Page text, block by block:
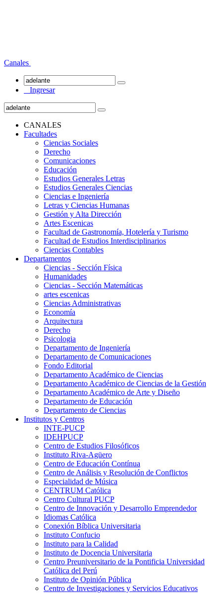
Canales
Ingresar
CANALES
Facultades
Ciencias Sociales
Derecho
Comunicaciones
Educación
Estudios Generales Letras
Estudios Generales Ciencias
Ciencias e Ingeniería
Letras y Ciencias Humanas
Gestión y Alta Dirección
Artes Escenicas
Facultad de Gastronomía, Hotelería y Turismo
Facultad de Estudios Interdisciplinarios
Ciencias Contables
Departamentos
Ciencias - Sección Física
Humanidades
Ciencias - Sección Matemáticas
artes escenicas
Ciencias Administrativas
Economía
Arquitectura
Derecho
Psicologia
Departamento de Ingeniería
Departamento de Comunicaciones
Fondo Editorial
Departamento Académico de Ciencias
Departamento Académico de Ciencias de la Gestión
Departamento Académico de Arte y Diseño
Departamento de Educación
Departamento de Ciencias
Institutos y Centros
INTE-PUCP
IDEHPUCP
Centro de Estudios Filosóficos
Instituto Riva-Agüero
Centro de Educación Contínua
Centro de Análisis y Resolución de Conflictos
Especialidad de Música
CENTRUM Católica
Centro Cultural PUCP
Centro de Innovación y Desarrollo Emprendedor
Idiomas Católica
Conexión Bíblica Universitaria
Instituto Confucio
Instituto para la Calidad
Instituto de Docencia Universitaria
Centro Preuniversitario de la Pontificia Universidad
Católica del Perú
Instituto de Opinión Pública
Centro de Investigaciones y Servicios Educativos